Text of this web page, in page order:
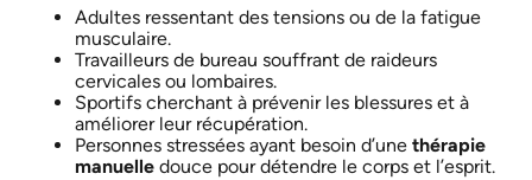
Adultes ressentant des tensions ou de la fatigue
musculaire.
Travailleurs de bureau souffrant de raideurs
cervicales ou lombaires.
Sportifs cherchant à prévenir les blessures et à
améliorer leur récupération.
Personnes stressées ayant besoin d’une thérapie
manuelledouce pour détendre le corps et l’esprit.